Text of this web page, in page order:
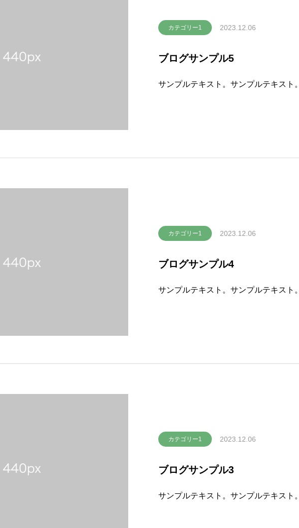
カテゴリー1 2023.12.06
ブログサンプル5
サンプルテキスト。サンプルテキスト。
カテゴリー1 2023.12.06
ブログサンプル4
サンプルテキスト。サンプルテキスト。
カテゴリー1 2023.12.06
ブログサンプル3
サンプルテキスト。サンプルテキスト。